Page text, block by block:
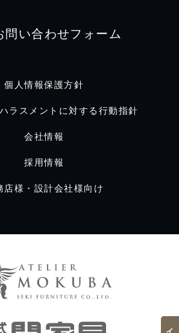
問い合わせフォーム
個人情報保護方針
ラスメントに対する行動指針
会社情報
採用情報
店様・設計会社様向け